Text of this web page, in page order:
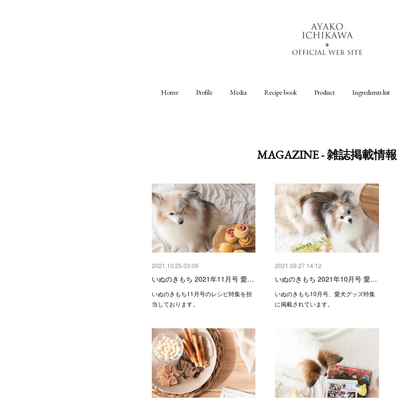
Home Profile Media Recipe book Product Ingredients list
MAGAZINE - 雑誌掲載情報
2021.10.25 03:09
いぬのきもち 2021年11月号 愛…
いぬのきもち11月号のレシピ特集を担
当しております。
2021.09.27 14:12
いぬのきもち 2021年10月号 愛…
いぬのきもち10月号、愛犬グッズ特集
に掲載されています。